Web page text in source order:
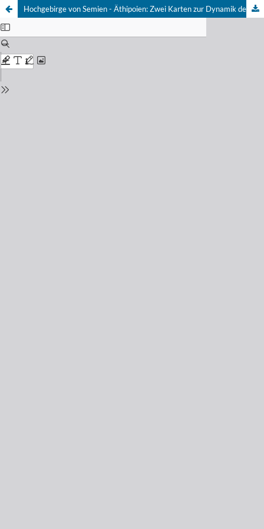
Hochgebirge von Semien - Äthipoien: Zwei Karten zur Dynamik der Höhenstufung von der letzten Kaltzeit bis zur Gegenwart